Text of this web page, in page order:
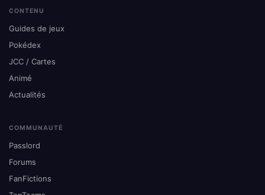
CONTENU
Guides de jeux
Pokédex
JCC / Cartes
Animé
Actualités
COMMUNAUTÉ
Passlord
Forums
FanFictions